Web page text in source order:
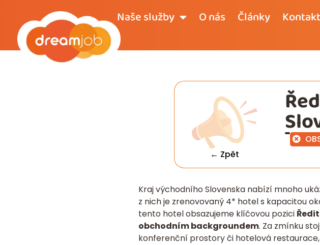
Naše služby O nás Články
← Zpět
Kraj východního Slovenska nabízí mnoho
z nich je zrenovovaný 4* hotel s kapacitou
tento hotel obsazujeme klíčovou pozici
obchodním backgroundem. Za zmínku
konferenční prostory či hotelová